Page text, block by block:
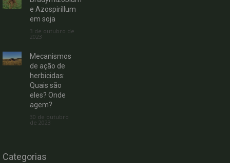
e Azospirillum
em soja
3 de outubro de
2023
Mecanismos
de ação de
herbicidas:
Quais são
eles? Onde
agem?
30 de outubro
de 2023
Categorias